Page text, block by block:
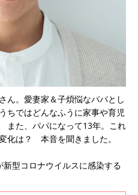
ん。愛妻家＆子煩悩なパパとし
ちではどんなふうに家事や育児
た、パパになって13年。これ
化は？ 本音を聞きました。
型コロナウイルスに感染する